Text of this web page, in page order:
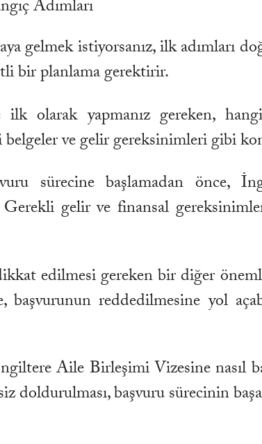
Adımları
gelmek istiyorsanız, ilk
bir planlama gerektirir.
olarak yapmanız gereken,
ve gelir gereksinimleri gibi
sürecine başlamadan önce,
Gerekli gelir ve finansal
edilmesi gereken bir diğer
başvurunun reddedilmesine yol
Aile Birleşimi Vizesine nasıl
doldurulması, başvuru sürecinin